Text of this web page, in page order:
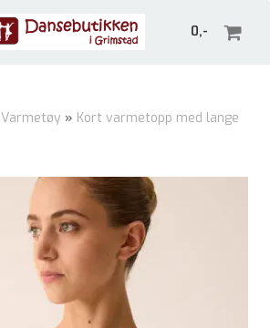
0,-
Varmetøy » Kort varmetopp med lange
Trykk ENTER for å søke